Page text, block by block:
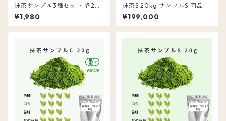
抹茶サンプル3種セット 各20
g
¥1,980
抹茶S 20kg サンプルS 同品
¥199,000